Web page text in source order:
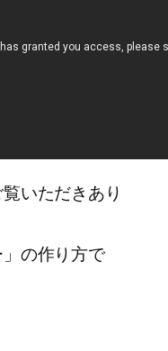
いただきあり
」の作り方で